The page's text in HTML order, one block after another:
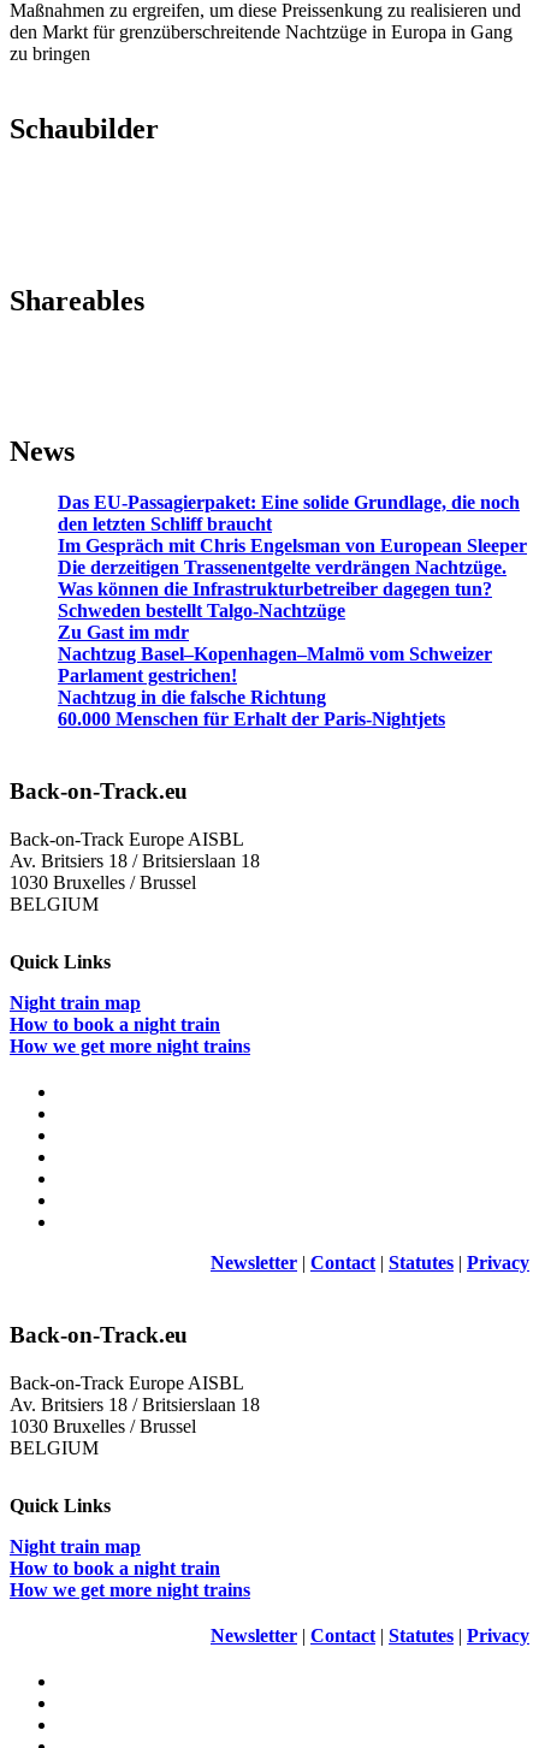
Maßnahmen zu ergreifen, um diese Preissenkung zu realisieren und
den Markt für grenzüberschreitende Nachtzüge in Europa in Gang
zu bringen
Schaubilder
Shareables
News
Das EU-Passagierpaket: Eine solide Grundlage, die noch
den letzten Schliff braucht
Im Gespräch mit Chris Engelsman von European Sleeper
Die derzeitigen Trassenentgelte verdrängen Nachtzüge.
Was können die Infrastrukturbetreiber dagegen tun?
Schweden bestellt Talgo-Nachtzüge
Zu Gast im mdr
Nachtzug Basel–Kopenhagen–Malmö vom Schweizer
Parlament gestrichen!
Nachtzug in die falsche Richtung
60.000 Menschen für Erhalt der Paris-Nightjets
Back-on-Track.eu
Back-on-Track Europe AISBL
Av. Britsiers 18 / Britsierslaan 18
1030 Bruxelles / Brussel
BELGIUM
Quick Links
Night train map
How to book a night train
How we get more night trains
Newsletter | Contact | Statutes | Privacy
Back-on-Track.eu
Back-on-Track Europe AISBL
Av. Britsiers 18 / Britsierslaan 18
1030 Bruxelles / Brussel
BELGIUM
Quick Links
Night train map
How to book a night train
How we get more night trains
Newsletter | Contact | Statutes | Privacy